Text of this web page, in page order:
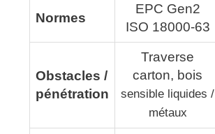
Normes
EPC Gen2
ISO 18000-63
Obstacles /
pénétration
Traverse
carton, bois
sensible liquides /
métaux